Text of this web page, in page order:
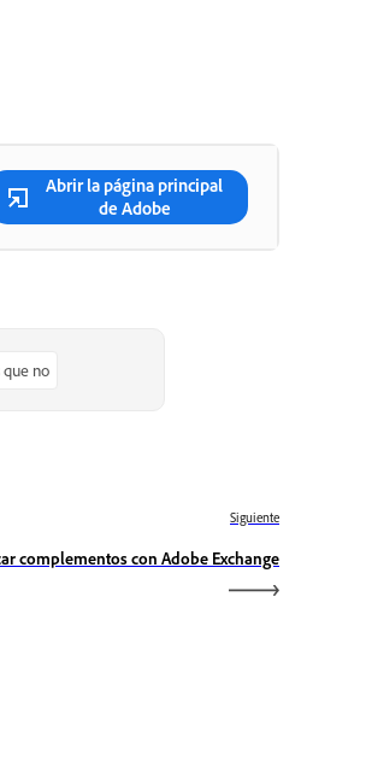
Abrir la página principal
de Adobe
que no
Siguiente
complementos con Adobe Exchange